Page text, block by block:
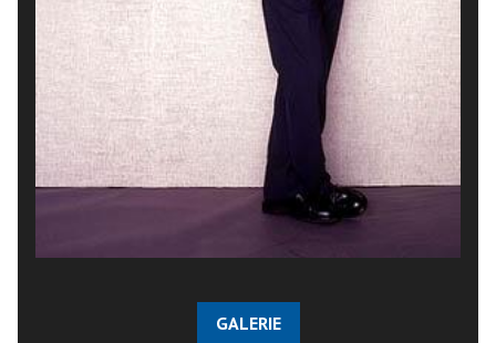
GALERIE